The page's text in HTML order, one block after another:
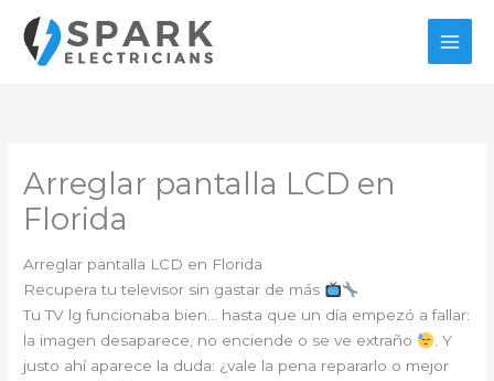
contenido
Arreglar pantalla LCD en
Florida
Arreglar pantalla LCD en Florida
Recupera tu televisor sin gastar de más
Tu TV lg funcionaba bien… hasta que un día empezó a fallar:
la imagen desaparece, no enciende o se ve extraño
. Y
justo ahí aparece la duda: ¿vale la pena repararlo o mejor